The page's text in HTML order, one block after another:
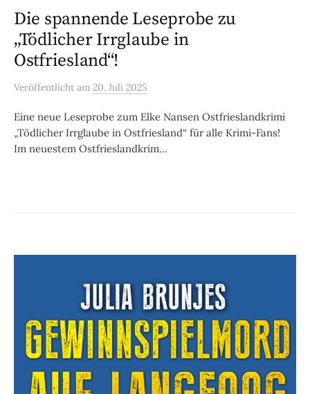
Die spannende Leseprobe zu
„Tödlicher Irrglaube in
Ostfriesland“!
Veröffentlicht am 20. Juli 2025
Eine neue Leseprobe zum Elke Nansen Ostfrieslandkrimi
„Tödlicher Irrglaube in Ostfriesland“ für alle Krimi-Fans!
Im neuestem Ostfrieslandkrim...